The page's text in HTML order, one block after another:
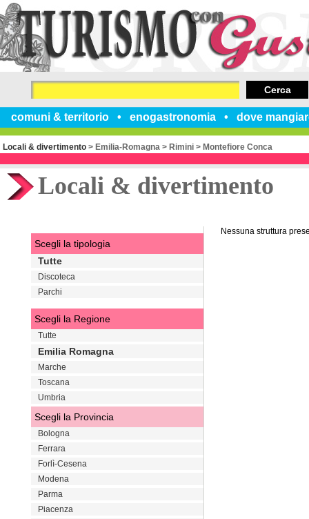
comuni & territorio enogastronomia dove
Cerca
Locali & divertimento > Emilia-Romagna > Rimini > Montefiore Conca
Locali & divertimento
Nessuna struttura
Scegli la tipologia
Tutte
Discoteca
Parchi
Scegli la Regione
Tutte
Emilia Romagna
Marche
Toscana
Umbria
Scegli la Provincia
Bologna
Ferrara
Forlì-Cesena
Modena
Parma
Piacenza